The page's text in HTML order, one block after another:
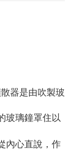
器是由吹製玻
玻璃鐘罩住以
內心直說， 作